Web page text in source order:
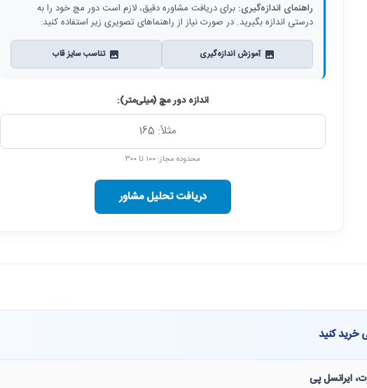
راهنمای اندازه‌گیری: برای دریافت مشاوره دقیق، لازم است دور مچ خود را به
درستی اندازه بگیرید. در صورت نیاز از راهنماهای تصویری زیر استفاده کنید:
آموزش اندازه‌گیری تناسب سایز قاب
اندازه دور مچ (میلی‌متر):
محدوده مجاز: ۱۰۰ تا ۳۰۰
دریافت تحلیل مشاور
خرید کنید
ایرانسل پی